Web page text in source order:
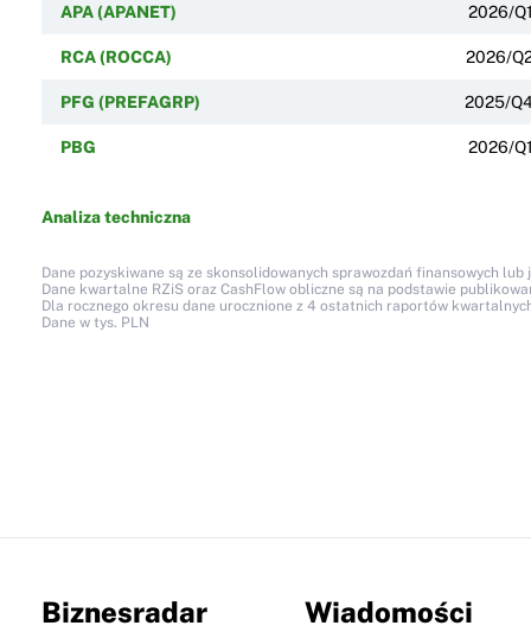
APA (APANET) 2026/Q1
RCA (ROCCA) 2026/
PFG (PREFAGRP) 2025/
PBG 2026/Q1
Analiza techniczna
Dane pozyskiwane są ze skonsolidowanych sprawozdań finansowych
Dane kwartalne RZiS oraz CashFlow obliczne są na podstawie
Dla rocznego okresu dane urocznione z 4 ostatnich raportów
Dane w tys. PLN
Biznesradar Wiadomości